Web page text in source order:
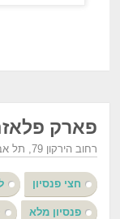
פארק
רחוב הירקון 79, תל אביב
חצי פנסיון
פנסיון מלא